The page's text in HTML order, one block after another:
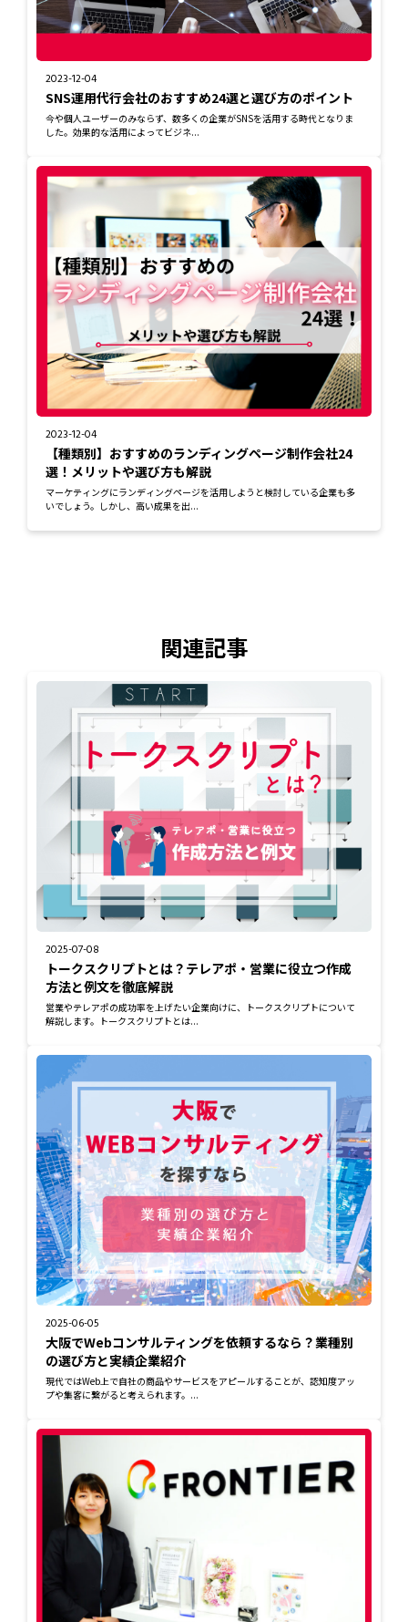
2023-12-04
SNS運用代行会社のおすすめ24選と選び方のポイント
今や個人ユーザーのみならず、数多くの企業がSNSを活用する時代となりま
した。効果的な活用によってビジネ...
2023-12-04
【種類別】おすすめのランディングページ制作会社24
選！メリットや選び方も解説
マーケティングにランディングページを活用しようと検討している企業も多
いでしょう。しかし、高い成果を出...
関連記事
2025-07-08
トークスクリプトとは？テレアポ・営業に役立つ作成
方法と例文を徹底解説
営業やテレアポの成功率を上げたい企業向けに、トークスクリプトについて
解説します。トークスクリプトとは...
2025-06-05
大阪でWebコンサルティングを依頼するなら？業種別
の選び方と実績企業紹介
現代ではWeb上で自社の商品やサービスをアピールすることが、認知度アッ
プや集客に繋がると考えられます。...